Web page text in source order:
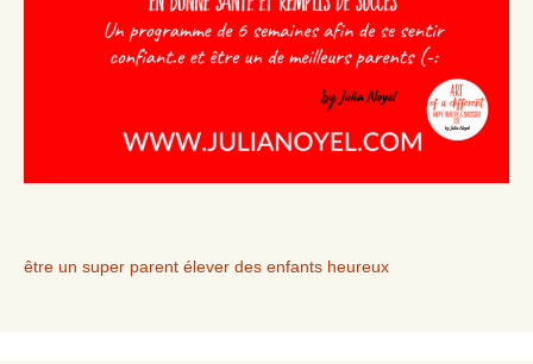
être un super parent élever des enfants heureux